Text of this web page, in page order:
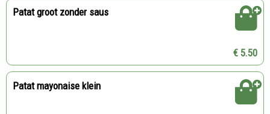
Patat groot zonder saus
€ 5.50
Patat mayonaise klein